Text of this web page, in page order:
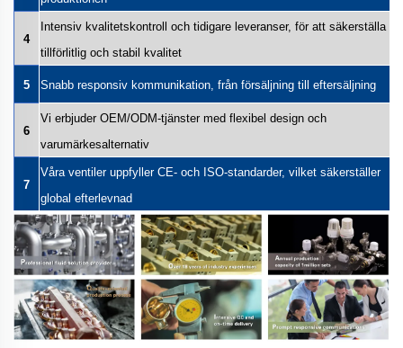
4
Intensiv kvalitetskontroll och tidigare leveranser, för att säkerställa
tillförlitlig och stabil kvalitet
5 Snabb responsiv kommunikation, från försäljning till eftersäljning
6
Vi erbjuder OEM/ODM-tjänster med flexibel design och
varumärkesalternativ
7
Våra ventiler uppfyller CE- och ISO-standarder, vilket säkerställer
global efterlevnad